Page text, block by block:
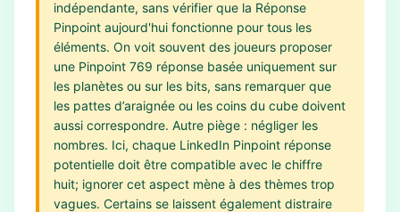
indépendante, sans vérifier que la Réponse
Pinpoint aujourd'hui fonctionne pour tous les
éléments. On voit souvent des joueurs proposer
une Pinpoint 769 réponse basée uniquement sur
les planètes ou sur les bits, sans remarquer que
les pattes d’araignée ou les coins du cube doivent
aussi correspondre. Autre piège : négliger les
nombres. Ici, chaque LinkedIn Pinpoint réponse
potentielle doit être compatible avec le chiffre
huit; ignorer cet aspect mène à des thèmes trop
vagues. Certains se laissent également distraire